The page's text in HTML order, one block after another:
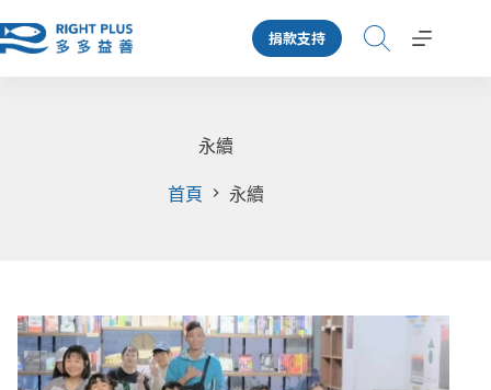
至
捐款支持
永續
首頁 永續